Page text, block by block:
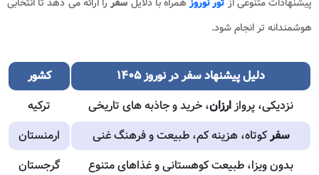
هوشمندانه تر انجام شود.
دلیل پیشنهادسفر در نوروز ۱۴۰۵
کشور
نزدیکی، پرواز ارزان، خرید و جاذبه های تاریخی
ترکیه
سفرکوتاه، هزینه کم، طبیعت و فرهنگ غنی
ارمنستان
بدون ویزا، طبیعت کوهستانی و غذاهای متنوع
گرجستان